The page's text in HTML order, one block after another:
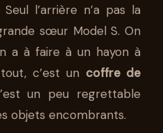
l’arrière n’a pas la
sœur Model S. On
a à faire à un hayon à
c’est un coffre de
un peu regrettable
objets encombrants.